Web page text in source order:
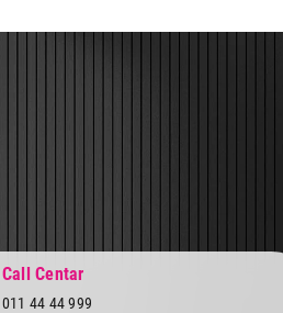
Call Centar
011 44 44 999